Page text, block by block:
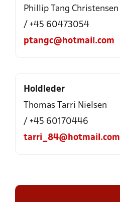
Phillip Tang Christensen
/ +45 60473054
ptangc@hotmail.com
Holdleder
Thomas Tarri Nielsen
/ +45 60170446
tarri_84@hotmail.com